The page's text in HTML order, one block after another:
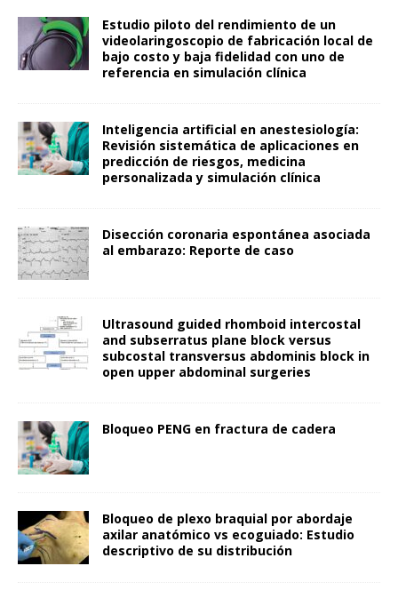
Estudio piloto del rendimiento de un
videolaringoscopio de fabricación local de
bajo costo y baja fidelidad con uno de
referencia en simulación clínica
Inteligencia artificial en anestesiología:
Revisión sistemática de aplicaciones en
predicción de riesgos, medicina
personalizada y simulación clínica
Disección coronaria espontánea asociada
al embarazo: Reporte de caso
Ultrasound guided rhomboid intercostal
and subserratus plane block versus
subcostal transversus abdominis block in
open upper abdominal surgeries
Bloqueo PENG en fractura de cadera
Bloqueo de plexo braquial por abordaje
axilar anatómico vs ecoguiado: Estudio
descriptivo de su distribución